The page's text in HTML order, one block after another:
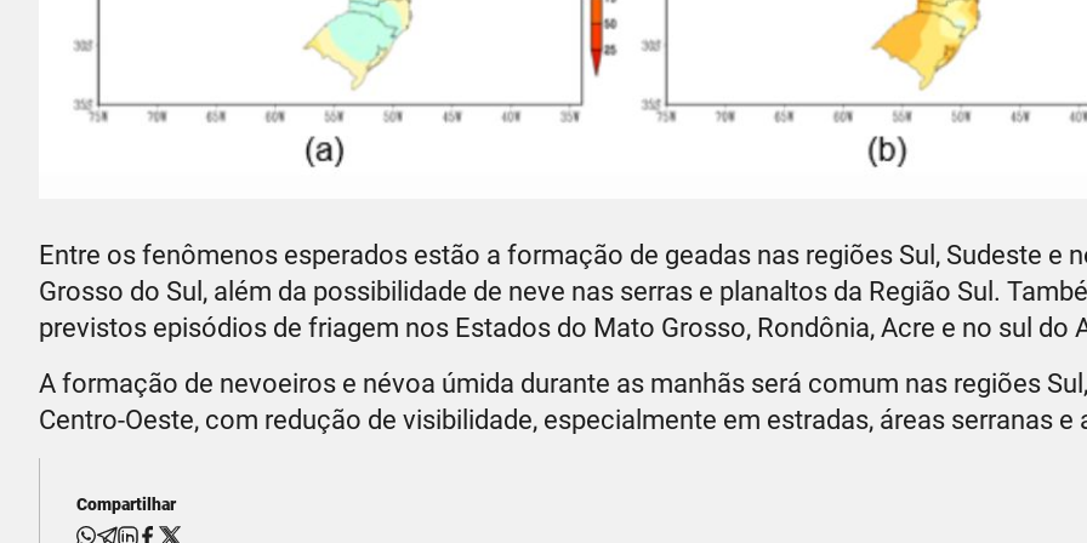
Entre os fenômenos esperados estão a formação de geadas nas regiões Sul, Sudeste e
Grosso do Sul, além da possibilidade de neve nas serras e planaltos da Região Sul.
previstos episódios de friagem nos Estados do Mato Grosso, Rondônia, Acre e no sul do
A formação de nevoeiros e névoa úmida durante as manhãs será comum nas regiões
Centro-Oeste, com redução de visibilidade, especialmente em estradas, áreas serranas e
Compartilhar